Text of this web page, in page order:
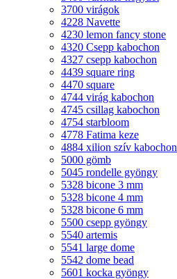
3700 virágok
4228 Navette
4230 lemon fancy stone
4320 Csepp kabochon
4327 csepp kabochon
4439 square ring
4470 square
4744 virág kabochon
4745 csillag kabochon
4754 starbloom
4778 Fatima keze
4884 xilion szív kabochon
5000 gömb
5045 rondelle gyöngy
5328 bicone 3 mm
5328 bicone 4 mm
5328 bicone 6 mm
5500 csepp gyöngy
5540 artemis
5541 large dome
5542 dome bead
5601 kocka gyöngy